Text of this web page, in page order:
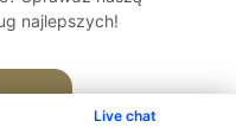
Live chat
najlepszych!